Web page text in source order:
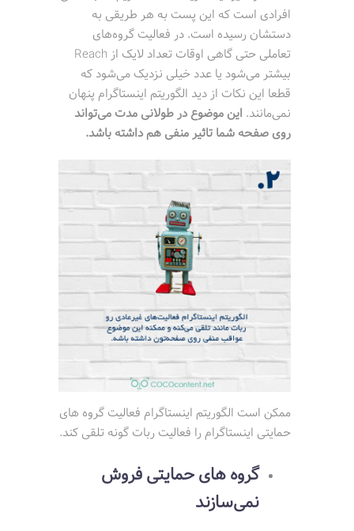
افرادی است که این پست به هر طریقی به
دستشان رسیده است. در فعالیت گروه‌های
تعاملی حتی گاهی اوقات تعداد لایک از Reach
بیشتر می‌شود یا عدد خیلی نزدیک می‌شود که
قطعا این نکات از دید الگوریتم اینستاگرام پنهان
نمی‌مانند. این موضوع در طولانی مدت می‌تواند
روی صفحه شما تاثیر منفی هم داشته باشد.
ممکن است الگوریتم اینستاگرام فعالیت گروه های
حمایتی اینستاگرام را فعالیت ربات گونه تلقی کند.
گروه های حمایتی فروش
نمی‌سازند